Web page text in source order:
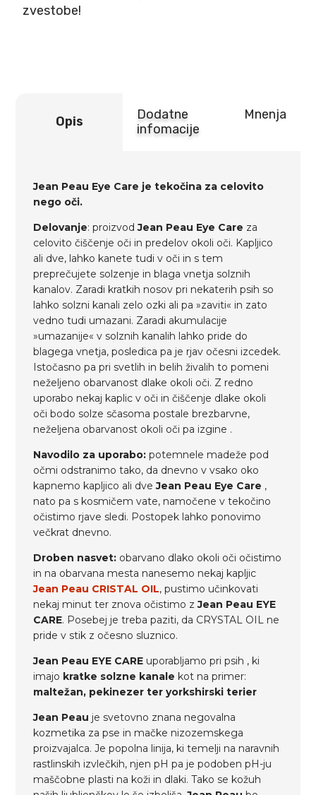
očizvestobe!
Opis
Dodatne
infomacije
Mnenja
Jean Peau Eye Care je tekočina za celovito
nego oči.
Delovanje: proizvodJean Peau Eye Care za
celovito čiščenje oči in predelov okoli oči. Kapljico
ali dve, lahko kanete tudi v oči in s tem
preprečujete solzenje in blaga vnetja solznih
kanalov. Zaradi kratkih nosov pri nekaterih psih so
lahko solzni kanali zelo ozki ali pa »zaviti« in zato
vedno tudi umazani. Zaradi akumulacije
»umazanije« v solznih kanalih lahko pride do
blagega vnetja, posledica pa je rjav očesni izcedek.
Istočasno pa pri svetlih in belih živalih to pomeni
neželjeno obarvanost dlake okoli oči. Z redno
uporabo nekaj kaplic v oči in čiščenje dlake okoli
oči bodo solze sčasoma postale brezbarvne,
neželjena obarvanost okoli oči pa izgine .
Navodilo za uporabo:potemnele madeže pod
očmi odstranimo tako, da dnevno v vsako oko
kapnemo kapljico ali dve Jean Peau Eye Care ,
nato pa s kosmičem vate, namočene v tekočino
očistimo rjave sledi. Postopek lahko ponovimo
večkrat dnevno.
Droben nasvet: obarvano dlako okoli oči očistimo
in na obarvana mesta nanesemo nekaj kapljic
Jean Peau CRISTAL OIL, pustimo učinkovati
nekaj minut ter znova očistimo zJean Peau EYE
CARE. Posebej je treba paziti, da CRYSTAL OIL ne
pride v stik z očesno sluznico.
Jean Peau EYE CARE uporabljamo pri psih , ki
imajo kratke solzne kanale kot na primer:
maltežan, pekinezer ter yorkshirski terier
Jean Peau je svetovno znana negovalna
kozmetika za pse in mačke nizozemskega
proizvajalca. Je popolna linija, ki temelji na naravnih
rastlinskih izvlečkih, njen pH pa je podoben pH-ju
maščobne plasti na koži in dlaki. Tako se kožuh